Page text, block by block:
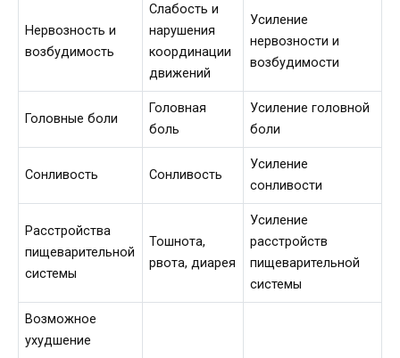
Нервозность и
возбудимость
Слабость и
нарушения
координации
движений
Усиление
нервозности и
возбудимости
Головные боли
Головная
боль
Усиление головной
боли
Сонливость Сонливость
Усиление
сонливости
Расстройства
пищеварительной
системы
Тошнота,
рвота, диарея
Усиление
расстройств
пищеварительной
системы
Возможное
ухудшение